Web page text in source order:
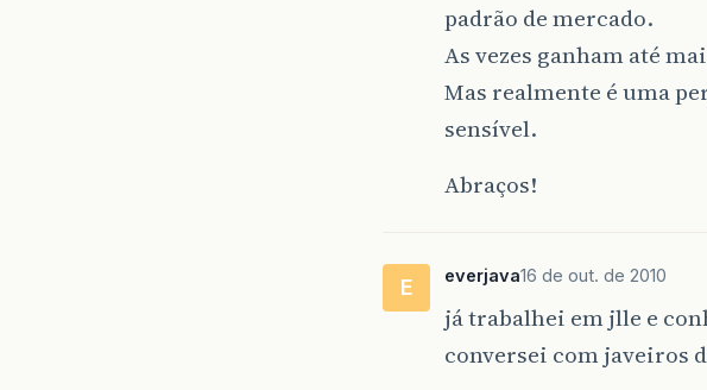
padrão de mercado.
As vezes ganham até
Mas realmente é uma
sensível.
Abraços!
E everjava16 de out. de 2010
já trabalhei em jlle e
conversei com javeiros